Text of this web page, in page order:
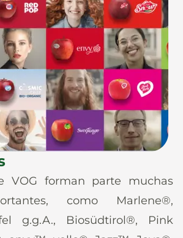
VOG forman parte muchas
como Marlene®,
g.g.A., Biosüdtirol®, Pink